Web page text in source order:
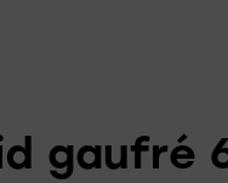
gaufré